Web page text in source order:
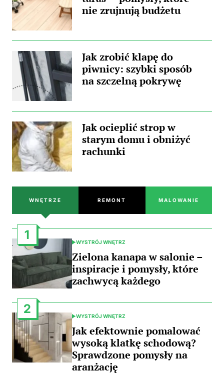
nie zrujnują budżetu
Jak zrobić klapę do
piwnicy: szybki sposób
na szczelną pokrywę
Jak ocieplić strop w
starym domu i obniżyć
rachunki
WNĘTRZE REMONT MALOWANIE
1
POSTED
IN
WYSTRÓJ WNĘTRZ
Zielona kanapa w salonie –
inspiracje i pomysły, które
zachwycą każdego
2
POSTED
IN
WYSTRÓJ WNĘTRZ
Jak efektownie pomalować
wysoką klatkę schodową?
Sprawdzone pomysły na
aranżację